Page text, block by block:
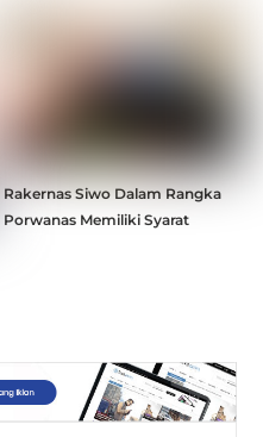
Rakernas Siwo Dalam Rangka
Porwanas Memiliki Syarat